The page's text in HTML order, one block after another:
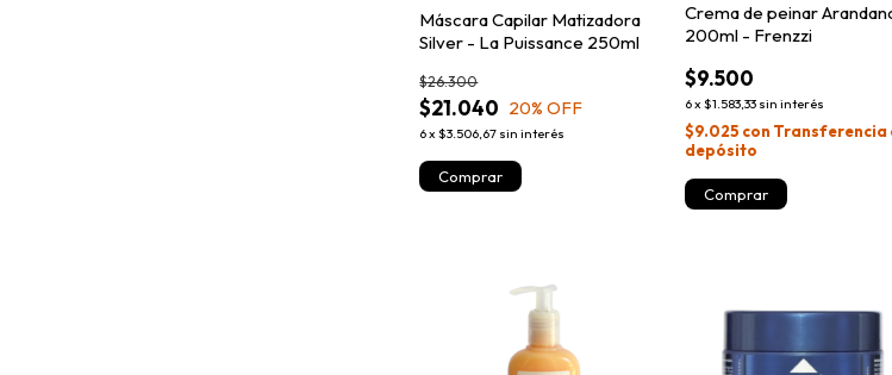
Máscara Capilar Matizadora
Silver - La Puissance 250ml
$21.040
$26.300
20% OFF
6x$3.506,67 sin interés
Crema de peinar
200ml - Frenzzi
$9.500
6x $1.583,33 sin interés
$9.025 con Transferencia
depósito